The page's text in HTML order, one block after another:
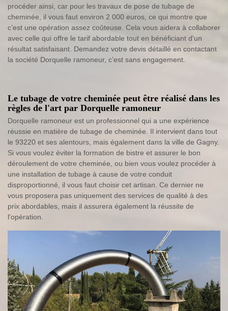
procéder ainsi, car pour les travaux de pose de tubage de
cheminée, il vous faut environ 2 000 euros, ce qui montre que
c’est une opération assez coûteuse. Cela vous aidera à collaborer
avec celle qui offre le tarif abordable tout en bénéficiant d'un
résultat satisfaisant. Demandez votre devis détaillé en contactant
la société Dorquelle ramoneur, c’est sans engagement.
Le tubage de votre cheminée peut être réalisé dans les
règles de l'art par Dorquelle ramoneur
Dorquelle ramoneur est un professionnel qui a une expérience
réussie en matière de tubage de cheminée. Il intervient dans tout
le 93220 et ses alentours, mais également dans la ville de Gagny.
Si vous voulez éviter la formation de bistre et assurer le bon
déroulement de votre cheminée, ou bien vous voulez procéder à
une installation de tubage à cause de votre conduit
disproportionné, il vous faut choisir cet artisan. Ce dernier ne
vous proposera pas uniquement des services de qualité à des
prix abordables, mais il assurera également la réussite de
l'opération.